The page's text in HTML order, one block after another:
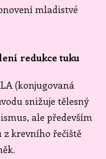
mladistvé
redukce tuku
(konjugovaná
snižuje tělesný
ale především
krevního řečiště